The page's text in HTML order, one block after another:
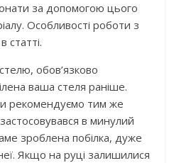
за допомогою цього
Особливості роботи з
статті.
обов’язково
ваша стеля раніше.
рекомендуємо тим же
в минулий
зроблена побілка, дуже
Якщо на руці залишилися